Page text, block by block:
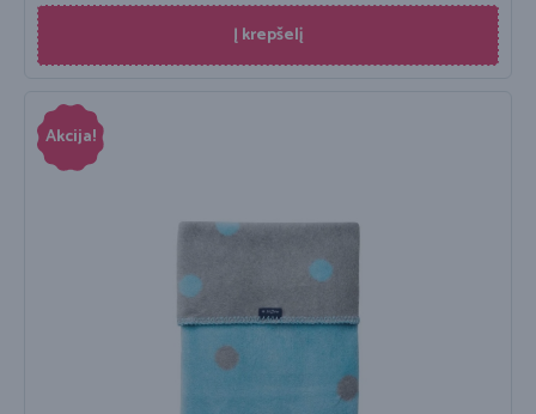
Į krepšelį
Akcija!